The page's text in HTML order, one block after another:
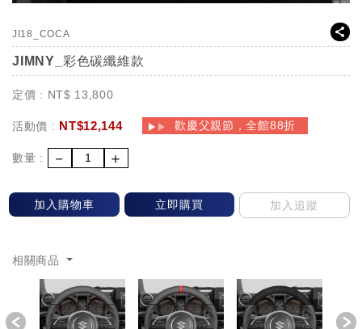
JI18_COCA
JIMNY_彩色碳纖維款
定價 : NT$ 13,800
活動價 : NT$12,144 歡慶父親節，全館88折
數量 : － ＋
加入購物車 立即購買 加入追蹤
相關商品
Previous